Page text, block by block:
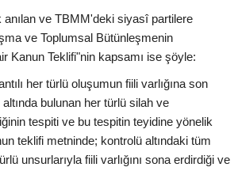
ve TBMM'deki siyasî partilere
ve Toplumsal Bütünleşmenin
Kanun Teklifi"nin kapsamı ise şöyle:
her türlü oluşumun fiili varlığına son
bulunan her türlü silah ve
tespiti ve bu tespitin teyidine yönelik
teklifi metninde; kontrolü altındaki tüm
unsurlarıyla fiili varlığını sona erdirdiği ve